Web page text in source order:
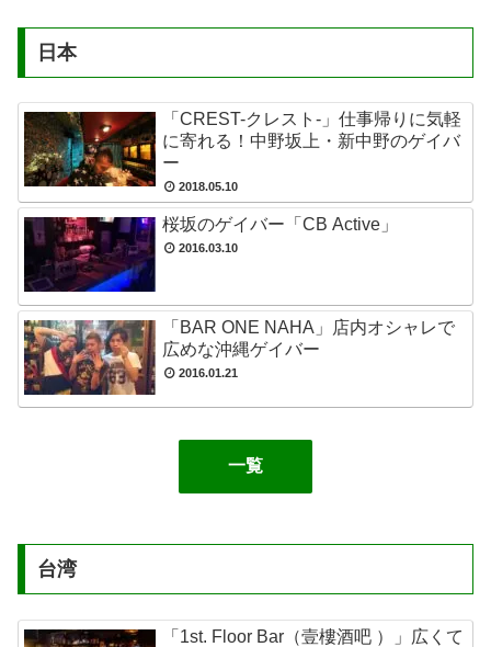
日本
「CREST-クレスト-」仕事帰りに気軽
に寄れる！中野坂上・新中野のゲイバ
ー
2018.05.10
桜坂のゲイバー「CB Active」
2016.03.10
「BAR ONE NAHA」店内オシャレで
広めな沖縄ゲイバー
2016.01.21
一覧
台湾
「1st. Floor Bar（壹樓酒吧 ）」広くて